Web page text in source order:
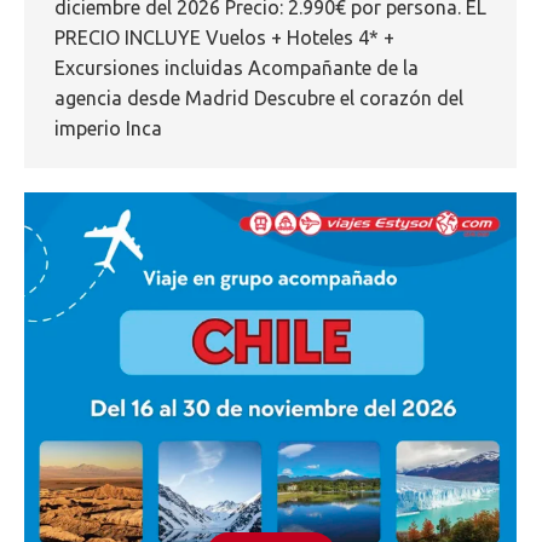
diciembre del 2026 Precio: 2.990€ por persona. EL
PRECIO INCLUYE Vuelos + Hoteles 4* +
Excursiones incluidas Acompañante de la
agencia desde Madrid Descubre el corazón del
imperio Inca